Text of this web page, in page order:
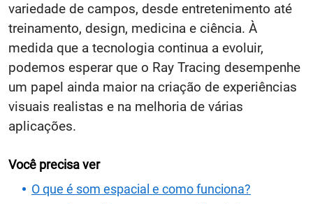
variedade de campos, desde entretenimento até
treinamento, design, medicina e ciência. À
medida que a tecnologia continua a evoluir,
podemos esperar que o Ray Tracing desempenhe
um papel ainda maior na criação de experiências
visuais realistas e na melhoria de várias
aplicações.
Você precisa ver
O que é som espacial e como funciona?